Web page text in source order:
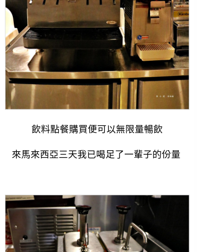
飲料點餐購買便可以無限量暢飲
來馬來西亞三天我已喝足了一輩子的份量